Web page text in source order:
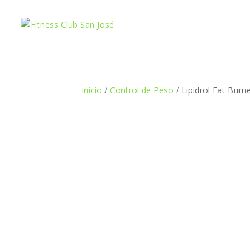
Inicio /Control de Peso / Lipidrol Fat